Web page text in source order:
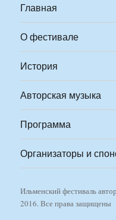
Главная
О фестивале
История
Авторская музыка
Программа
Организаторы и
Ильменский фестиваль
2016. Все права защищены